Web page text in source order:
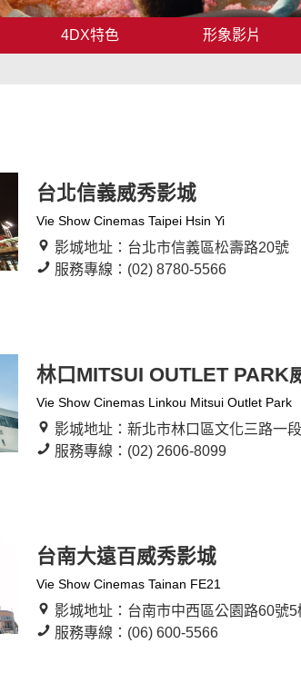
4DX特色 形象影片
台北信義威秀影城
Vie Show Cinemas Taipei Hsin Yi
影城地址：台北市信義區松壽路20號
服務專線：(02) 8780-5566
林口MITSUI OUTLET PARK
Vie Show Cinemas Linkou Mitsui Outlet Park
影城地址：新北市林口區文化三路一
服務專線：(02) 2606-8099
台南大遠百威秀影城
Vie Show Cinemas Tainan FE21
影城地址：台南市中西區公園路60號
服務專線：(06) 600-5566